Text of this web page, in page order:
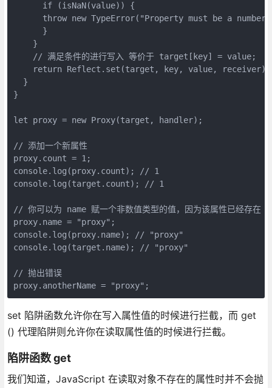
      if (isNaN(value)) {
throw new TypeError("Property must be a
      }
    }
    // 满足条件的进行写入 等价于 target[key] = value;
    return Reflect.set(target, key, value, receiver);
  }
}
let proxy = new Proxy(target, handler);
// 添加一个新属性
proxy.count = 1;
console.log(proxy.count); // 1
console.log(target.count); // 1
// 你可以为 name 赋一个非数值类型的值，因为该属性已经存在
proxy.name = "proxy";
console.log(proxy.name); // "proxy"
console.log(target.name); // "proxy"
// 抛出错误
proxy.anotherName = "proxy";
set 陷阱函数允许你在写入属性值的时候进行拦截，而 get
() 代理陷阱则允许你在读取属性值的时候进行拦截。
陷阱函数 get
我们知道，JavaScript 在读取对象不存在的属性时并不会抛